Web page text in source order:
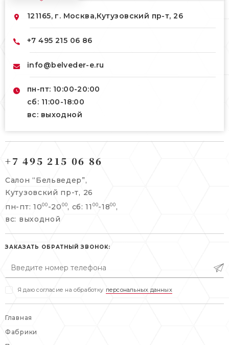
121165, г. Москва,Кутузовский пр-т, 26
+7 495 215 06 86
info@belveder-e.ru
пн-пт: 10:00-20:00
сб: 11:00-18:00
вс: выходной
info@belveder-e.ru
пн-пт: 10:00-20:00
сб, вс: выходной
Берсеневский переулок, 3/10с7
+7 495 477 45 43
info@belveder-e.ru
пн-пт: 10:00-19:00
сб: выходной
+7 495 215 06 86
Салон “Бельведер”,
Кутузовский пр-т, 26
пн-пт: 1000 -20 00, сб: 11 00-1800 ,
вс: выходной
ЗАКАЗАТЬ ОБРАТНЫЙ ЗВОНОК:
Я даю согласие на обработку персональных данных
Главная
Фабрики